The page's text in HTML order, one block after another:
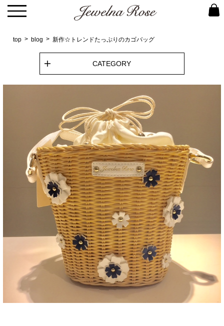
top blog 新作☆トレンドたっぷりのカゴバッグ
CATEGORY